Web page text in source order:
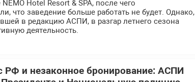
Hotel Resort & SPA, после чего
что заведение больше работать не будет. Однако,
в редакцию АСПИ, в разгар летнего сезона
деятельность.
и незаконное бронирование: АСПИ